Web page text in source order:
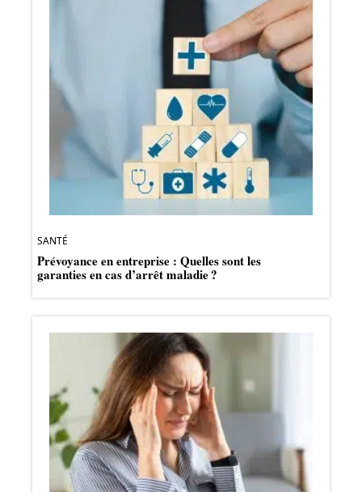
SANTÉ
Prévoyance en entreprise : Quelles sont les
garanties en cas d’arrêt maladie ?